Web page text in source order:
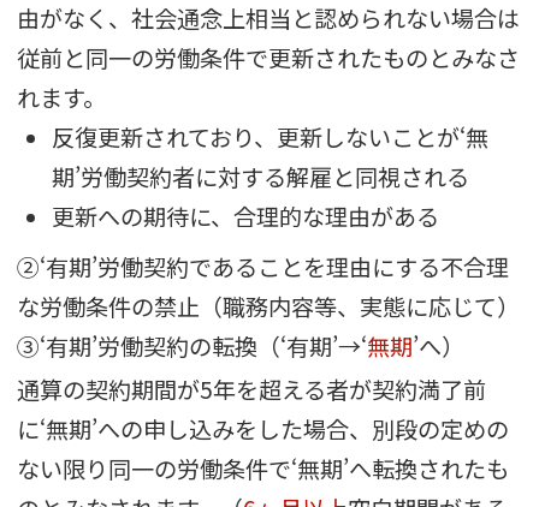
由がなく、社会通念上相当と認められない場合は
従前と同一の労働条件で更新されたものとみなさ
れます。
反復更新されており、更新しないことが‘無
期’労働契約者に対する解雇と同視される
更新への期待に、合理的な理由がある
②‘有期’労働契約であることを理由にする不合理
な労働条件の禁止 （職務内容等、実態に応じて）
③‘有期’労働契約の転換（‘有期’→‘無期’へ）
通算の契約期間が5年を超える者が契約満了前
に‘無期’への申し込みをした場合、別段の定めの
ない限り同一の労働条件で‘無期’へ転換されたも